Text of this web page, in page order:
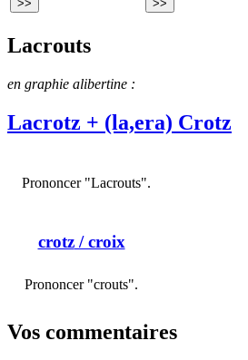
Lacrouts
en graphie alibertine :
Lacrotz + (la,era) Crotz
Prononcer "Lacrouts".
crotz/ croix
Prononcer "crouts".
Vos commentaires